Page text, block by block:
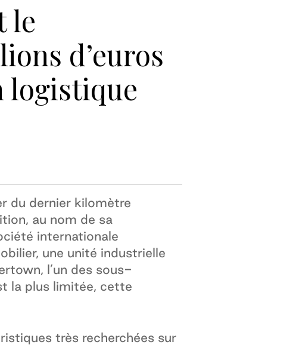
le
d’euros
logistique
du dernier kilomètre
au nom de sa
internationale
une unité industrielle
l’un des sous-
la plus limitée, cette
très recherchées sur